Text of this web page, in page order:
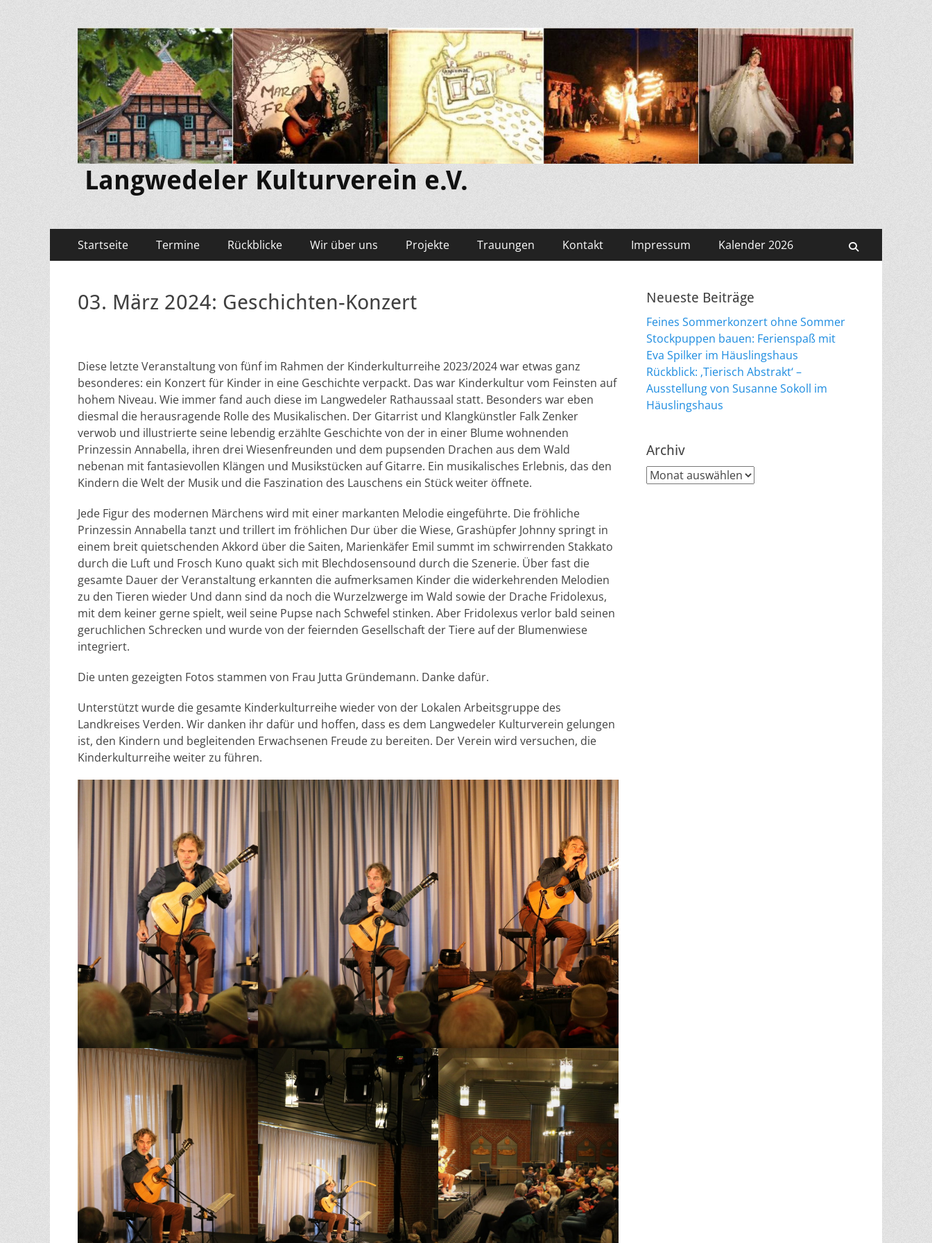
Langwedeler Kulturverein e.V.
Primäres
Menü
Inhalt
Startseite Termine Rückblicke Wir über uns Projekte Trauungen Kontakt Impressum Kalender 2026
03. März 2024: Geschichten-Konzert
Diese letzte Veranstaltung von fünf im Rahmen der Kinderkulturreihe 2023/2024 war etwas ganz
besonderes: ein Konzert für Kinder in eine Geschichte verpackt. Das war Kinderkultur vom Feinsten auf
hohem Niveau. Wie immer fand auch diese im Langwedeler Rathaussaal statt. Besonders war eben
diesmal die herausragende Rolle des Musikalischen. Der Gitarrist und Klangkünstler Falk Zenker
verwob und illustrierte seine lebendig erzählte Geschichte von der in einer Blume wohnenden
Prinzessin Annabella, ihren drei Wiesenfreunden und dem pupsenden Drachen aus dem Wald
nebenan mit fantasievollen Klängen und Musikstücken auf Gitarre. Ein musikalisches Erlebnis, das den
Kindern die Welt der Musik und die Faszination des Lauschens ein Stück weiter öffnete.
Jede Figur des modernen Märchens wird mit einer markanten Melodie eingeführte. Die fröhliche
Prinzessin Annabella tanzt und trillert im fröhlichen Dur über die Wiese, Grashüpfer Johnny springt in
einem breit quietschenden Akkord über die Saiten, Marienkäfer Emil summt im schwirrenden Stakkato
durch die Luft und Frosch Kuno quakt sich mit Blechdosensound durch die Szenerie. Über fast die
gesamte Dauer der Veranstaltung erkannten die aufmerksamen Kinder die widerkehrenden Melodien
zu den Tieren wieder Und dann sind da noch die Wurzelzwerge im Wald sowie der Drache Fridolexus,
mit dem keiner gerne spielt, weil seine Pupse nach Schwefel stinken. Aber Fridolexus verlor bald seinen
geruchlichen Schrecken und wurde von der feiernden Gesellschaft der Tiere auf der Blumenwiese
integriert.
Die unten gezeigten Fotos stammen von Frau Jutta Gründemann. Danke dafür.
Unterstützt wurde die gesamte Kinderkulturreihe wieder von der Lokalen Arbeitsgruppe des
Landkreises Verden. Wir danken ihr dafür und hoffen, dass es dem Langwedeler Kulturverein gelungen
ist, den Kindern und begleitenden Erwachsenen Freude zu bereiten. Der Verein wird versuchen, die
Kinderkulturreihe weiter zu führen.
Neueste Beiträge
Feines Sommerkonzert ohne Sommer
Stockpuppen bauen: Ferienspaß mit
Eva Spilker im Häuslingshaus
Rückblick: ‚Tierisch Abstrakt‘ –
Ausstellung von Susanne Sokoll im
Häuslingshaus
Archiv
Archiv